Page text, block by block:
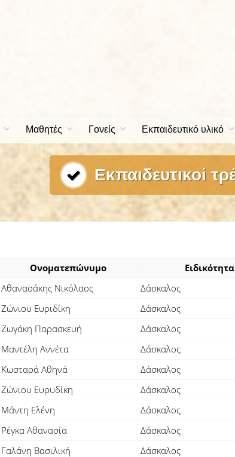
Μαθητές Γονείς Εκπαιδευτικό υλικό
Εκπαιδευτικοί
Ονοματεπώνυμο Ειδικότητα
Αθανασάκης Νικόλαος
Δάσκαλος
Ζώνιου Ευριδίκη
Δάσκαλος
Ζωγάκη Παρασκευή
Δάσκαλος
Μαντέλη Αννέτα
Δάσκαλος
Κωσταρά Αθηνά
Δάσκαλος
Ζώνιου Ευρυδίκη
Δάσκαλος
Μάντη Ελένη
Δάσκαλος
Ρέγκα Αθανασία
Δάσκαλος
Γαλάνη Βασιλική
Δάσκαλος